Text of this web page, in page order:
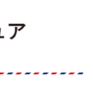
ア